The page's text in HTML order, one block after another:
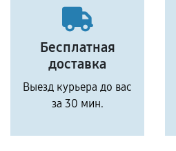
Бесплатная
доставка
Выезд курьера до вас
за 30 мин.